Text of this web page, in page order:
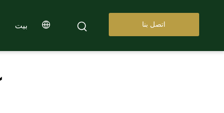
بيت اتصل بنا